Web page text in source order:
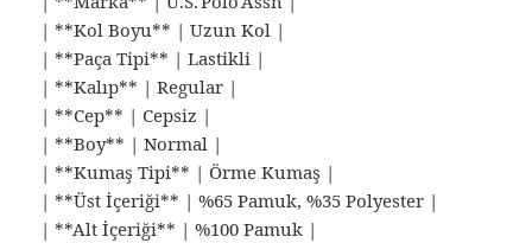
| **Kol Boyu** | Uzun Kol |
| **Paça Tipi** | Lastikli |
| **Kalıp** | Regular |
| **Cep** | Cepsiz |
| **Boy** | Normal |
| **Kumaş Tipi** | Örme Kumaş |
| **Üst İçeriği** | %65 Pamuk, %35 Polyester |
| **Alt İçeriği** | %100 Pamuk |